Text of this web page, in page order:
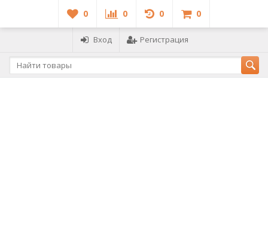
0 0 0 0
Вход Регистрация